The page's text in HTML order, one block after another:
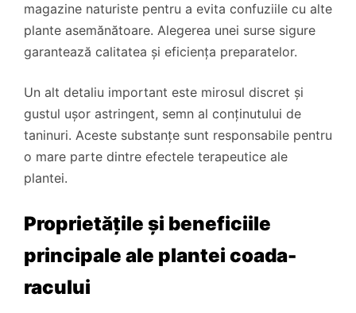
magazine naturiste pentru a evita confuziile cu alte
plante asemănătoare. Alegerea unei surse sigure
garantează calitatea și eficiența preparatelor.
Un alt detaliu important este mirosul discret și
gustul ușor astringent, semn al conținutului de
taninuri. Aceste substanțe sunt responsabile pentru
o mare parte dintre efectele terapeutice ale
plantei.
Proprietățile și beneficiile
principale ale plantei coada-
racului